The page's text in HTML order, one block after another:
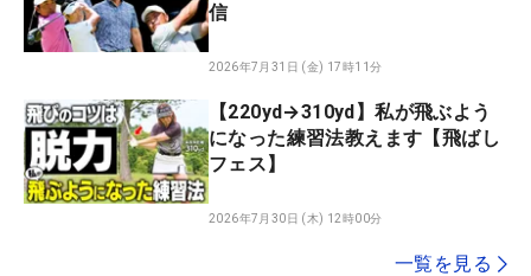
信
2026年7月31日 (金) 17時11分
【220yd→310yd】私が飛ぶよう
になった練習法教えます【飛ばし
フェス】
2026年7月30日 (木) 12時00分
一覧を見る